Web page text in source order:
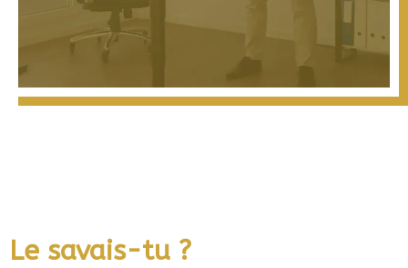
Le savais-tu ?